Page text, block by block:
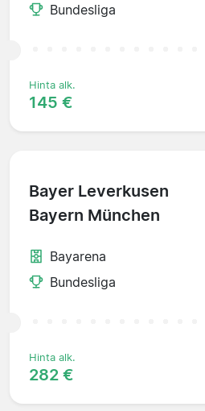
Bundesliga
Hinta alk.
145 €
Bayer Leverkusen
Bayern München
Bayarena
Bundesliga
Hinta alk.
282 €